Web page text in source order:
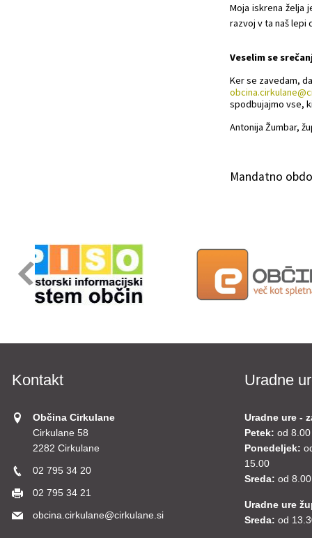
Moja iskrena želja
razvoj v ta naš lepi
Veselim se
Ker se zavedam,
spodbujajmo vse,
Antonija Žumbar,
Mandatno
Kontakt
Občina Cirkulane
Cirkulane 58
2282 Cirkulane
02 795 34 20
02 795 34 21
obcina.cirkulane@cirkulane.si
Uradne
Uradne ure -
Petek: od
Ponedeljek:
15.00
Sreda: od
Uradne ure
Sreda: od